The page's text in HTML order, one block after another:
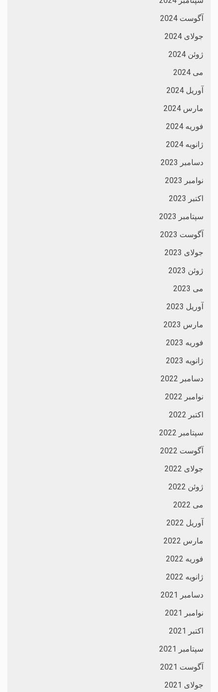
آگوست 2024
جولای 2024
ژوئن 2024
می 2024
آوریل 2024
مارس 2024
فوریه 2024
ژانویه 2024
دسامبر 2023
نوامبر 2023
اکتبر 2023
سپتامبر 2023
آگوست 2023
جولای 2023
ژوئن 2023
می 2023
آوریل 2023
مارس 2023
فوریه 2023
ژانویه 2023
دسامبر 2022
نوامبر 2022
اکتبر 2022
سپتامبر 2022
آگوست 2022
جولای 2022
ژوئن 2022
می 2022
آوریل 2022
مارس 2022
فوریه 2022
ژانویه 2022
دسامبر 2021
نوامبر 2021
اکتبر 2021
سپتامبر 2021
آگوست 2021
جولای 2021